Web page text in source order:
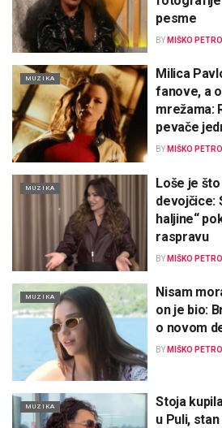
pesme
BY MIŠKO
MUZIKA
Milica
fanove, a
mrežama:
pevače
BY MIŠKO
MUZIKA
Loše je
devojčice:
haljine“
raspravu
BY MIŠKO
MUZIKA
Nisam
on je bio:
o novom
BY MIŠKO
MUZIKA
Stoja
u Puli,